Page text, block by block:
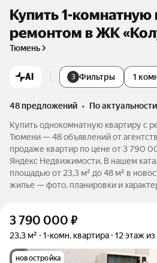
Купить 1-комнатную
ремонтом в ЖК
Тюмень
AI 3 Фильтры 1
48 предложений •
по актуальности
Купить однокомнатную квартиру с
Тюмени — 48 объявлений от
продаже квартир по цене от 3 790
Яндекс Недвижимости. В нашем
площадью от 23,3 м² до 48 м² в
жилье — фото, планировки и
3 790 000 ₽
23,3 м² 1-комн. квартира 12 этаж из
новостройка